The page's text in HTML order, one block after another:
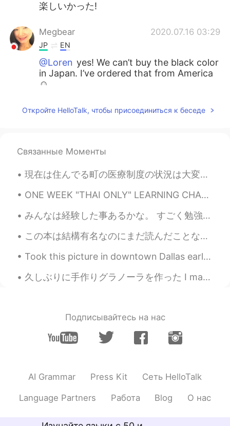
楽しいかった!
Megbear 2020.07.16 03:29
JP EN
@Loren yes! We can’t buy the black color
in Japan. I’ve ordered that from America
☺
Osamu
ですね！It’s amazing!
Sara Ibraheem 2020.07.14 14:33
EN
EN JP
はい、そうです。ヒューストンから4じか
んです
@Yunaありがとう!
Loren 2020.07.14 14:29
Откройте HelloTalk, чтобы присоединиться к беседе
Связанные Моменты
現在は住んでる町の医療制度の状況は大変になりました。私は病院で働いていなくて、患者さんの家でリハビリあげます。最近、とても忙しかった。たぶん、最近が一番忙しくなりました。私はまだ入院したり、in...
ONE WEEK "THAI ONLY" LEARNING CHALLENGE RESULTS~ (6 days only because we'll have an office meetin...
みんなは経験した事あるかな。 すごく勉強のモチベーションがあって、でも本当に勉強しようとしたらいつの間にか部屋を片付けているところになって来た！😬😂🤣🤫🤫 まぁこれから勉強する！ Have y...
この本は結構有名なのにまだ読んだことないけどやっとはじめて読む。 この話はどう？動物が好きな人はこの話が好きなの？ちょっと心配してる笑 I haven't read this book yet...
Took this picture in downtown Dallas earlier today… I don’t know why but I really love the colors...
久しぶりに手作りグラノーラを作った I made granola for the first time in awhile アメリカにはグラノーラのレシピが多いですが、大抵作りやすい In A...
Подписывайтесь на нас
AI Grammar Press Kit Сеть HelloTalk
Language Partners Работа Blog О нас